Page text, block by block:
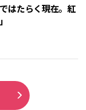
はたらく現在。紅